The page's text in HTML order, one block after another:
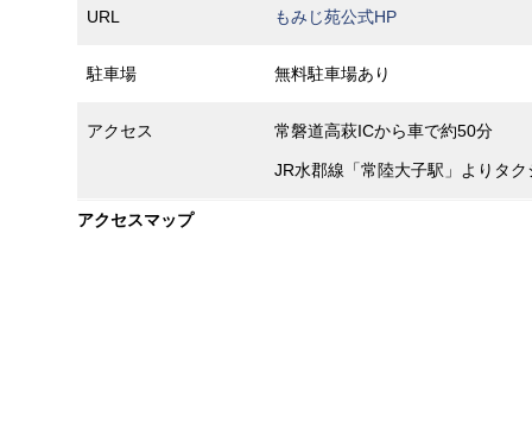
URL もみじ苑公式HP
駐車場 無料駐車場あり
アクセス 常磐道高萩ICから車で約50分
JR水郡線「常陸大子駅」よりタ
アクセスマップ